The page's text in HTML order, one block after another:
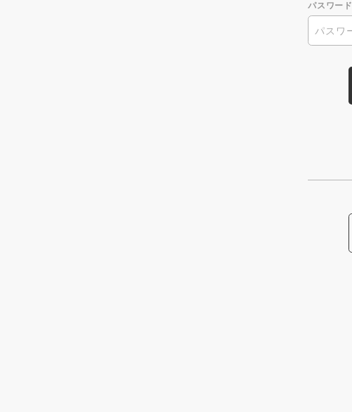
パスワード